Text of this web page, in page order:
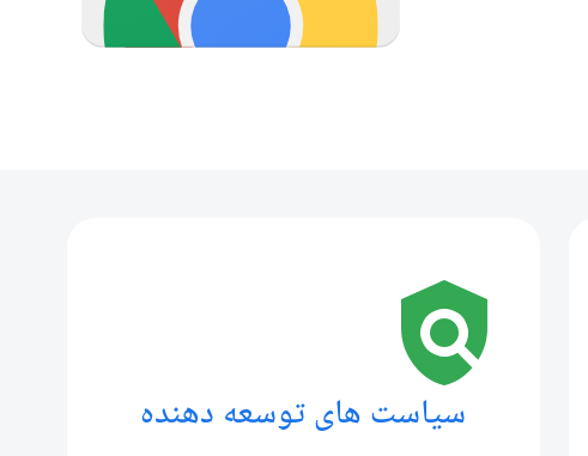
policy
سیاست های توسعه دهنده